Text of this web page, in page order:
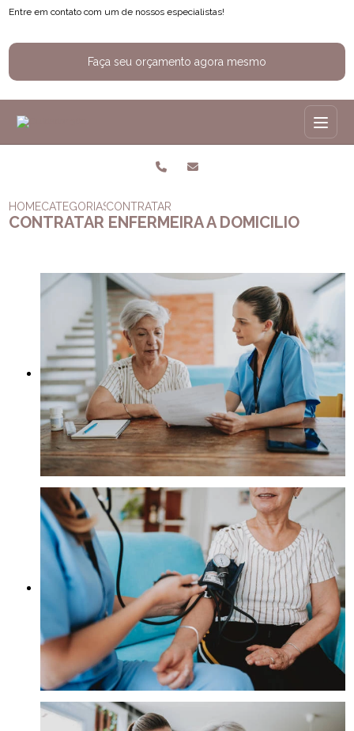
Entre em contato com um de nossos especialistas!
Faça seu orçamento agora mesmo
HOMECATEGORIASCONTRATAR ENFERMEIRA A DOMICILIO
CONTRATAR ENFERMEIRA A DOMICILIO